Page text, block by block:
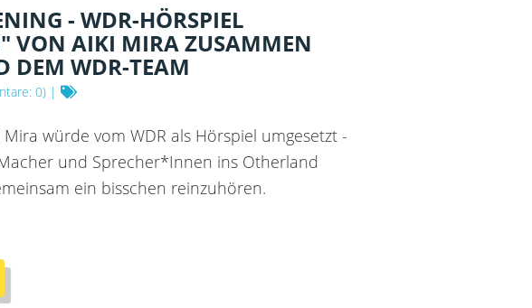
2
- WDR-HÖRSPIEL
VON AIKI MIRA ZUSAMMEN
DEM WDR-TEAM
0) |
würde vom WDR als Hörspiel umgesetzt -
und Sprecher*Innen ins Otherland
ein bisschen reinzuhören.